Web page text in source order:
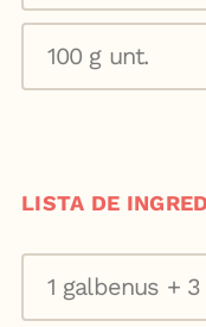
100 g unt.
LISTA DE
1 galbenus +